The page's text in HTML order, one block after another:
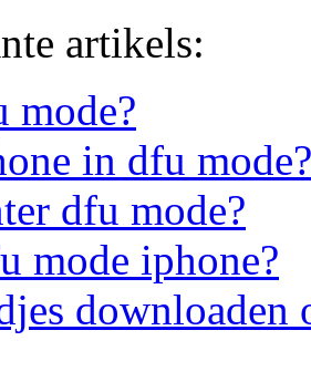
artikels:
mode?
in dfu mode?
dfu mode?
mode iphone?
downloaden